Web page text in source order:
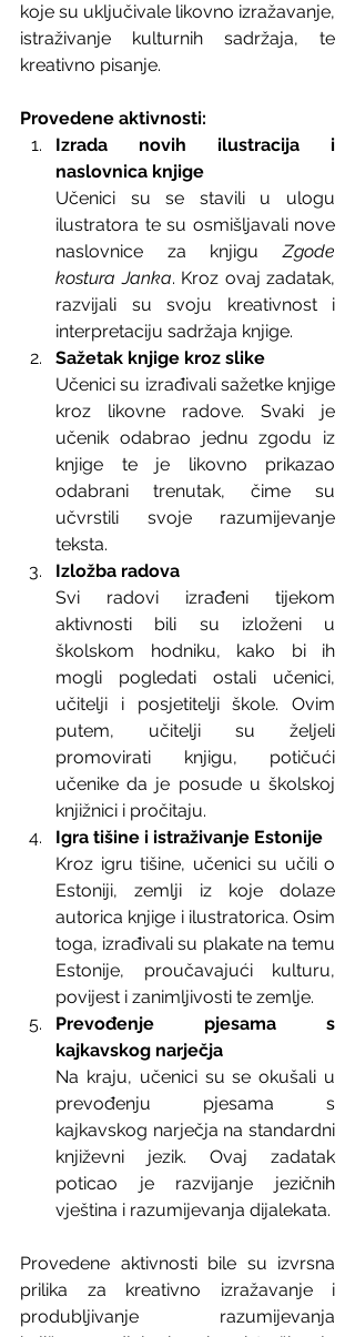
koje su uključivale likovno izražavanje,
istraživanje kulturnih sadržaja, te
kreativno pisanje.
Provedene aktivnosti:
Izrada novih ilustracija i
naslovnica knjige
Učenici su se stavili u ulogu
ilustratora te su osmišljavali nove
naslovnice za knjigu Zgode
kostura Janka. Kroz ovaj zadatak,
razvijali su svoju kreativnost i
interpretaciju sadržaja knjige.
Sažetak knjige kroz slike
Učenici su izrađivali sažetke knjige
kroz likovne radove. Svaki je
učenik odabrao jednu zgodu iz
knjige te je likovno prikazao
odabrani trenutak, čime su
učvrstili svoje razumijevanje
teksta.
Izložba radova
Svi radovi izrađeni tijekom
aktivnosti bili su izloženi u
školskom hodniku, kako bi ih
mogli pogledati ostali učenici,
učitelji i posjetitelji škole. Ovim
putem, učitelji su željeli
promovirati knjigu, potičući
učenike da je posude u školskoj
knjižnici i pročitaju.
Igra tišine i istraživanje Estonije
Kroz igru tišine, učenici su učili o
Estoniji, zemlji iz koje dolaze
autorica knjige i ilustratorica. Osim
toga, izrađivali su plakate na temu
Estonije, proučavajući kulturu,
povijest i zanimljivosti te zemlje.
Prevođenje pjesama s
kajkavskog narječja
Na kraju, učenici su se okušali u
prevođenju pjesama s
kajkavskog narječja na standardni
književni jezik. Ovaj zadatak
poticao je razvijanje jezičnih
vještina i razumijevanja dijalekata.
Provedene aktivnosti bile su izvrsna
prilika za kreativno izražavanje i
produbljivanje razumijevanja